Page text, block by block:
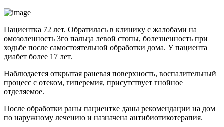
Пациентка 72 лет. Обратилась в клинику с жалобами на
омозоленность 3го пальца левой стопы, болезненность при
ходьбе после самостоятельной обработки дома. У пациента
диабет более 17 лет.
Наблюдается открытая раневая поверхность, воспалительный
процесс с отеком, гиперемия, присутствует гнойное
отделяемое.
После обработки раны пациентке даны рекомендации на дом
по наружному лечению и назначена антибиотикотерапия.